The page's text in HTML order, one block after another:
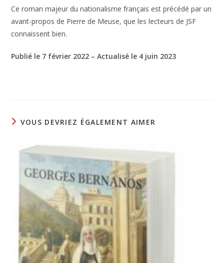
Ce roman majeur du nationalisme français est précédé par un
avant-propos de Pierre de Meuse, que les lecteurs de JSF
connaissent bien.
Publié le 7 février 2022 – Actualisé le 4 juin 2023
VOUS DEVRIEZ ÉGALEMENT AIMER